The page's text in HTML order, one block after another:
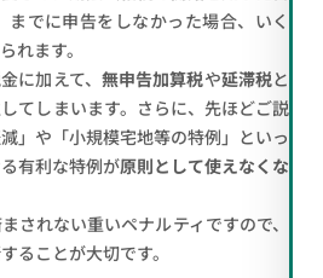
までに申告をしなかった場合、いく
れます。
に加えて、 無申告加算税や延滞税と
てしまいます。さらに、先ほどご説
」や「小規模宅地等の特例」といっ
有利な特例が原則として使えなくな
されない重いペナルティですので、
ることが大切です。